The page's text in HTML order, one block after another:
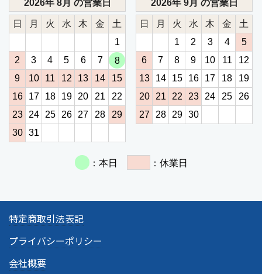
特定商取引法表記
プライバシーポリシー
会社概要